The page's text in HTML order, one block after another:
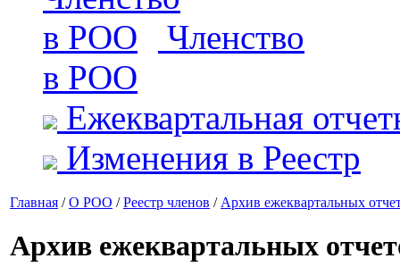
Членство
в РОО
Ежеквартальная
Изменения в Реестр
Главная /О РОО /Реестр членов / Архив ежеквартальных
Архив ежеквартальных